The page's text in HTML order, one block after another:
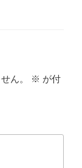
ん。 ※ が付